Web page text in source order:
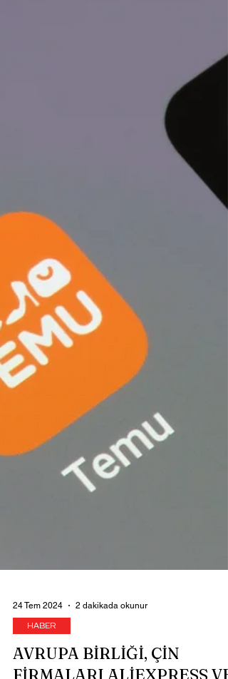
24 Tem 2024 2 dakikada okunur
HABER